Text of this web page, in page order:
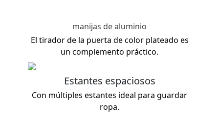
manijas de aluminio
El tirador de la puerta de color plateado es
un complemento práctico.
Estantes espaciosos
Con múltiples estantes ideal para guardar
ropa.